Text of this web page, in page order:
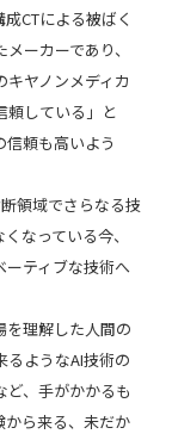
CTによる被ばく
ーカーであり、
ヤノンメディカ
頼している」と
頼も高いよう
領域でさらなる技
なっている今、
ーティブな技術へ
を理解した人間の
ようなAI技術の
、手がかかるも
から来る、未だか